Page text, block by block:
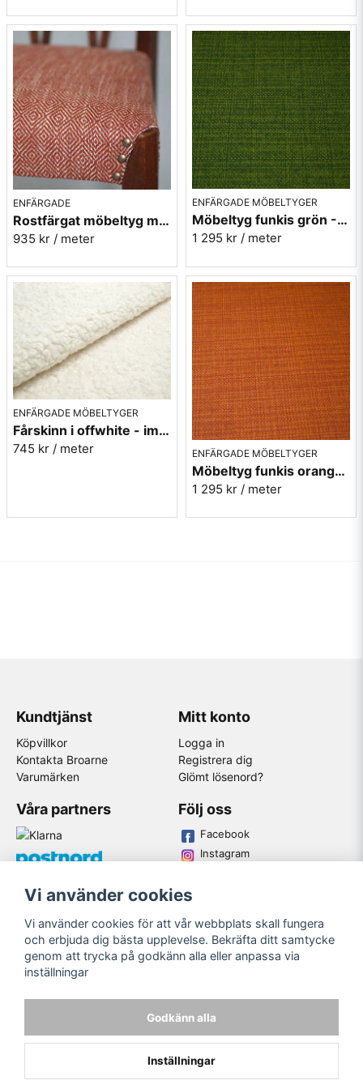
ENFÄRGADE
Rostfärgat möbeltyg med gåsögon - Magdalena nr.31
935 kr / meter
ENFÄRGADE MÖBELTYGER
Möbeltyg funkis grön - Grass - Funk nr.9719
1 295 kr / meter
ENFÄRGADE MÖBELTYGER
Fårskinn i offwhite - imitation - Gute 102
745 kr / meter ENFÄRGADE MÖBELTYGER
Möbeltyg funkis orange - Rost - Funk nr.9314
1 295 kr / meter
Kundtjänst
Köpvillkor
Kontakta Broarne
Varumärken
Mitt konto
Logga in
Registrera dig
Glömt lösenord?
Våra partners Följ oss
Facebook
Instagram
© Copyright
Vi använder cookies
Vi använder cookies för att vår webbplats skall fungera
och erbjuda dig bästa upplevelse. Bekräfta ditt samtycke
genom att trycka på godkänn alla eller anpassa via
inställningar
Godkänn alla
Inställningar